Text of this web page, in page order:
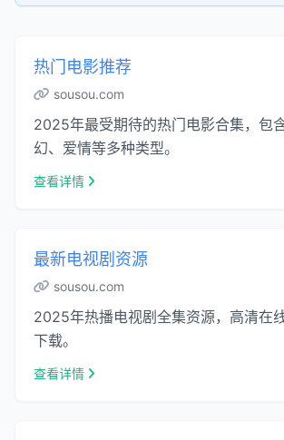
热门电影推荐
sousou.com
2025年最受期待的热门电影合集，包
幻、爱情等多种类型。
查看详情
最新电视剧资源
sousou.com
2025年热播电视剧全集资源，高清在
下载。
查看详情